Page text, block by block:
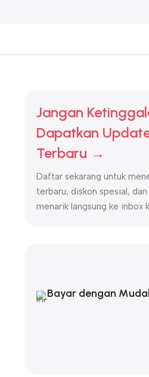
Jangan
Dapatkan
Terbaru →
Daftar sekarang untuk
terbaru, diskon spesial,
menarik langsung ke inbox
Bayar dengan